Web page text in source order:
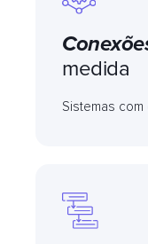
medida
Sistemas